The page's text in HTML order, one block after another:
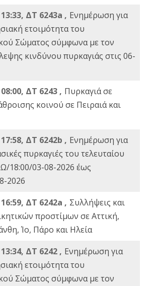
ΔΤ 6243a , Ενημέρωση για
ετοιμότητα του
Σώματος σύμφωνα με τον
κινδύνου πυρκαγιάς στις 06-
ΔΤ 6243 , Πυρκαγιά σε
κοινού σε Πειραιά και
ΔΤ 6242b , Ενημέρωση για
πυρκαγιές του τελευταίου
18:00/03-08-2026 έως
2026
ΔΤ 6242a , Συλλήψεις και
προστίμων σε Αττική,
Ίο, Πάρο και Ηλεία
ΔΤ 6242 , Ενημέρωση για
ετοιμότητα του
Σώματος σύμφωνα με τον